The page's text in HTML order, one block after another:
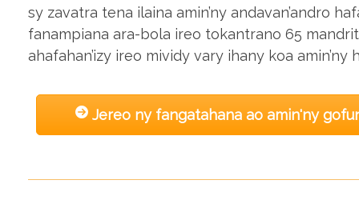
sy zavatra tena ilaina amin’ny andavan’andro
fanampiana ara-bola ireo tokantrano 65
ahafahan’izy ireo mividy vary ihany koa amin’ny
Jereo ny fangatahana ao amin'ny